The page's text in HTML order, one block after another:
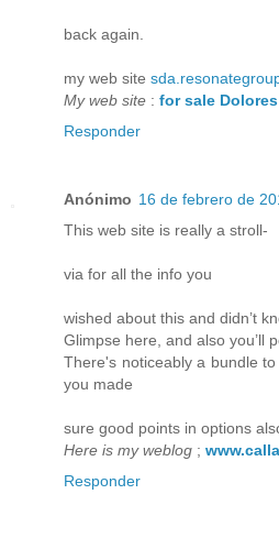
back again.
my web site
My web site : for sale Dolores
Responder
Anónimo 16 de febrero de
This web site is really a stroll-
via for all the info you
wished about this and didn’t
Glimpse here, and also you’ll
There's noticeably a bundle
you made
sure good points in options
Here is my weblog ;
Responder